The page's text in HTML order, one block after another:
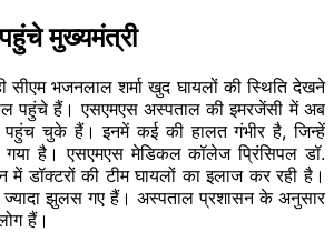
मुख्यमंत्री
सीएम भजनलाल शर्मा खुद घायलों की स्थिति देखने
पहुंचे हैं। एसएमएस अस्पताल की इमरजेंसी में अब
पहुंच चुके हैं। इनमें कई की हालत गंभीर है, जिन्हें
गया है। एसएमएस मेडिकल कॉलेज प्रिंसिपल डॉ.
में डॉक्टरों की टीम घायलों का इलाज कर रही है।
झुलस गए हैं। अस्पताल प्रशासन के अनुसार
हैं।